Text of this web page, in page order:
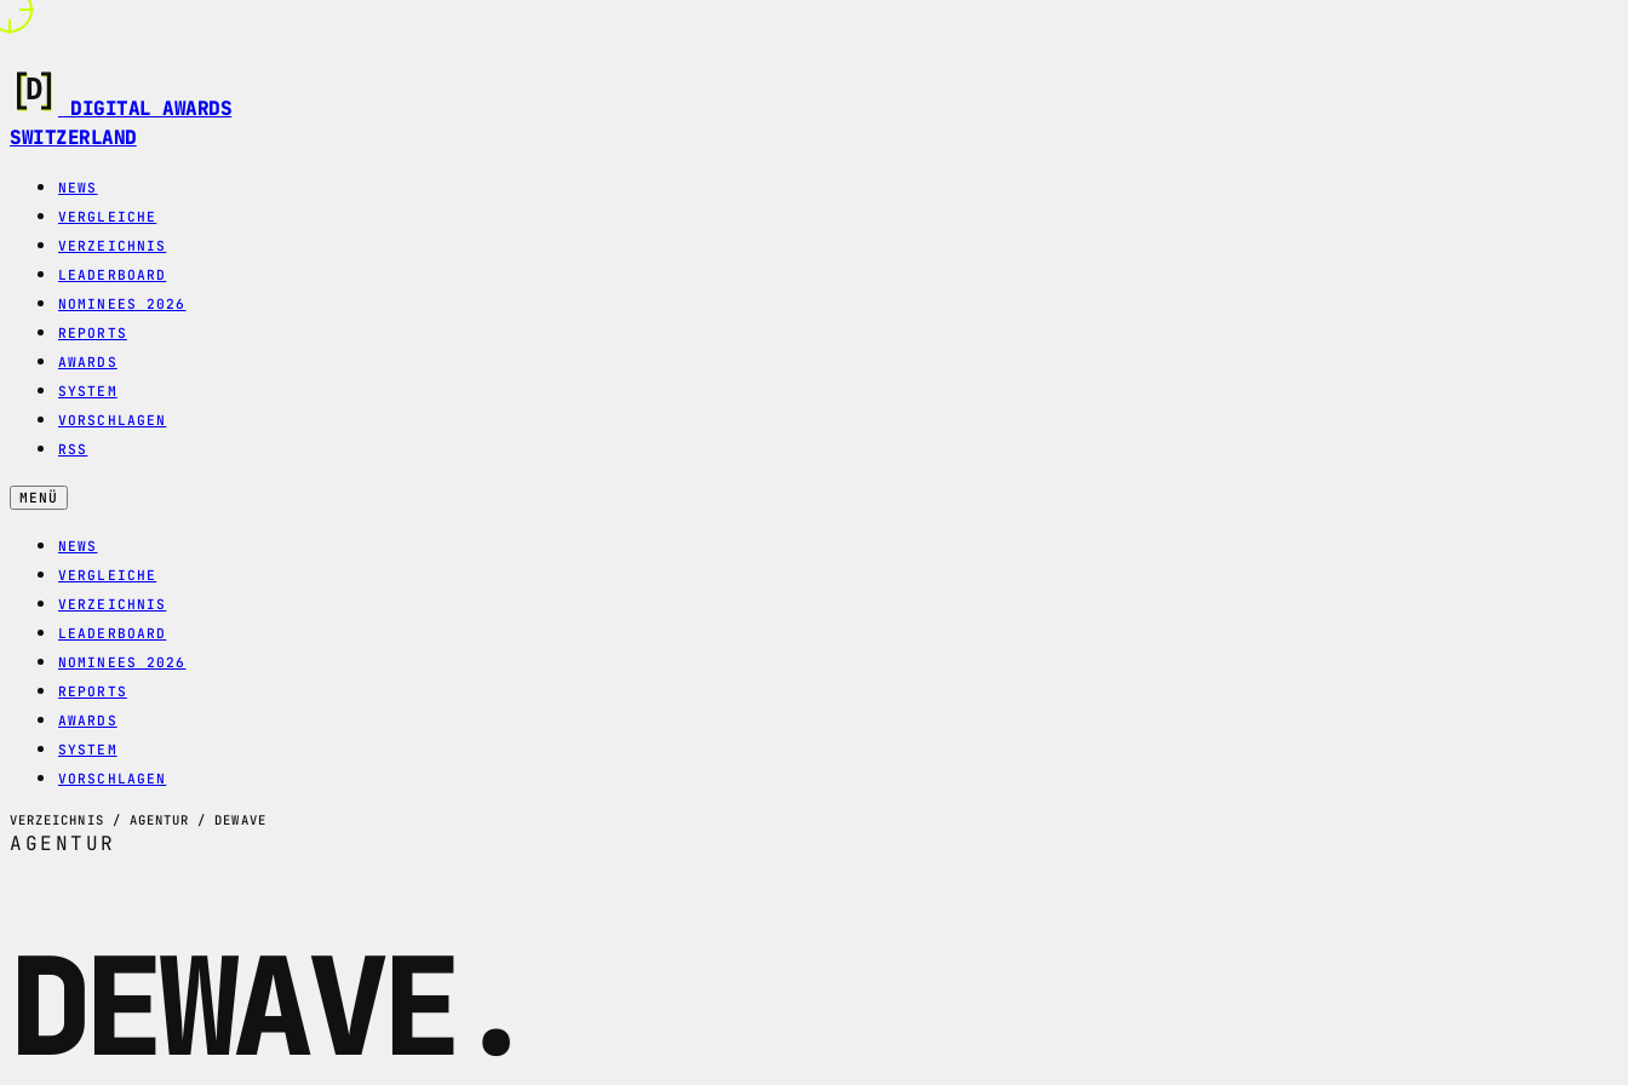
DIGITAL AWARDS
SWITZERLAND
NEWS
VERGLEICHE
VERZEICHNIS
LEADERBOARD
NOMINEES 2026
REPORTS
AWARDS
SYSTEM
VORSCHLAGEN
RSS
MENÜ
NEWS
VERGLEICHE
VERZEICHNIS
LEADERBOARD
NOMINEES 2026
REPORTS
AWARDS
SYSTEM
VORSCHLAGEN
VERZEICHNIS / AGENTUR / DEWAVE
AGENTUR
DEWAVE.